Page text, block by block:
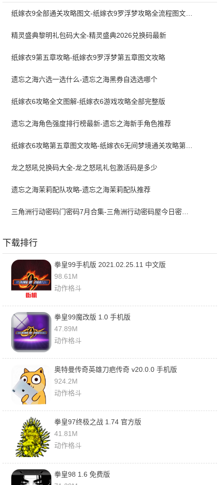
纸嫁衣9全部通关攻略图文-纸嫁衣9罗浮梦攻略全流程图文详解
精灵盛典黎明礼包码大全-精灵盛典2026兑换码最新
纸嫁衣9第五章攻略-纸嫁衣9罗浮梦第五章图文攻略
遗忘之海六选一选什么-遗忘之海黑券自选选哪个
纸嫁衣6攻略全文图解-纸嫁衣6游戏攻略全部完整版
遗忘之海角色强度排行榜最新-遗忘之海新手角色推荐
纸嫁衣6攻略第五章图文攻略-纸嫁衣6无间梦境通关攻略第五章
龙之怒吼兑换码大全-龙之怒吼礼包激活码是多少
遗忘之海茉莉配队攻略-遗忘之海茉莉配队推荐
三角洲行动密码门密码7月合集-三角洲行动密码屋今日密码大全2026最新7月
下载排行
拳皇99手机版 2021.02.25.11 中文版
98.61M
动作格斗
拳皇99魔改版 1.0 手机版
47.89M
动作格斗
奥特曼传奇英雄刀疤传奇 v20.0.0 手机版
924.2M
动作格斗
拳皇97终极之战 1.74 官方版
41.81M
动作格斗
拳皇98 1.6 免费版